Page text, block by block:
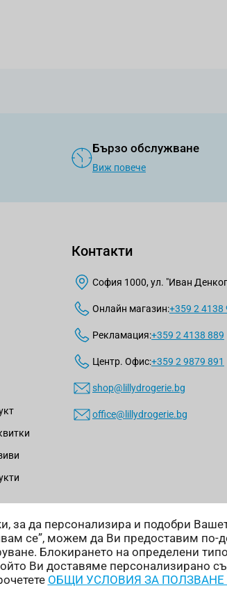
за да персонализира и подобри
се”, можем да Ви предоставим по-
Блокирането на определени
Ви доставяме персонализирано
ОБЩИ УСЛОВИЯ ЗА ПОЛЗВАНЕ
Бързо обслужване
Виж повече
Контакти
София 1000, ул. "Иван
Онлайн магазин:+359 2 4138
Рекламация:+359 2 4138 889
Центр. Офис:+359 2 9879 891
shop@lillydrogerie.bg
office@lillydrogerie.bg
Начини на доставка: